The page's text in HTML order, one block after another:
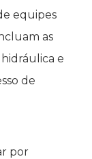
equipes
as
e
de
por